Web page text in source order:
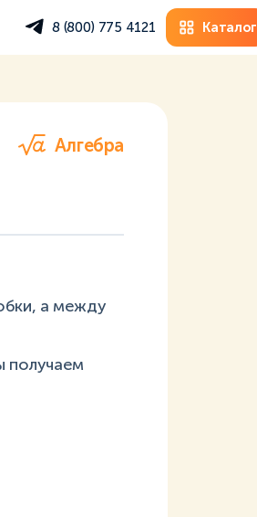
8 (800) 775 4121 Каталог
Алгебра
а между
получаем